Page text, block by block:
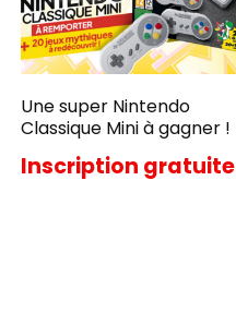
Une super Nintendo
Classique Mini à gagner !
Inscription gratuite